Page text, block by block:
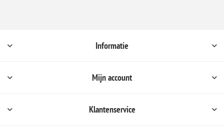
Informatie
Mijn account
Klantenservice